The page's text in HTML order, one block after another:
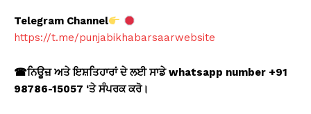
Telegram Channel
https://t.me/punjabikhabarsaarwebsite
☎ਨਿਊਜ਼ ਅਤੇ ਇਸ਼ਤਿਹਾਰਾਂ ਦੇ ਲਈ ਸਾਡੇ whatsapp number +91
98786-15057 ‘ਤੇ ਸੰਪਰਕ ਕਰੋ।